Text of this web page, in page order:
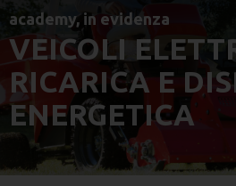
academy, in evidenza
VEICOLI
RICARICA E
ENERGETICA